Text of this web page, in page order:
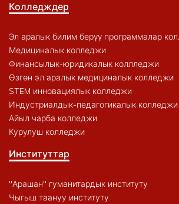
Колледждер
Эл аралык билим берүү программалар
Медициналык колледжи
Финансылык-юридикалык коллледжи
Өзгөн эл аралык медициналык колледжи
STEM инновациялык колледжи
Индустриалдык-педагогикалык колледжи
Айыл чарба колледжи
Курулуш колледжи
Институттар
"Арашан" гуманитардык институту
Чыгыш таануу институту